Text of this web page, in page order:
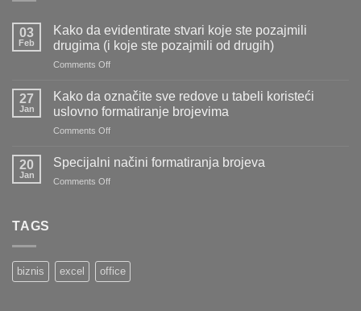
03
Feb
Kako da evidentirate stvari koje ste pozajmili
drugima (i koje ste pozajmili od drugih)
Comments Offon
evidentirate
stvari
koje
pozajmili
27
Jan
Kako da označite sve redove u tabeli koristeći
uslovno formatiranje brojevima
Comments Offon
formatiranje
brojevima
20
Jan
Specijalni načini formatiranja brojeva
Comments Offon
TAGS
biznis excel office